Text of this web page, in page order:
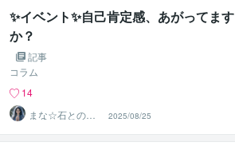
✨イベント✨自己肯定感、あがってます
か？
記事
コラム
14
まな☆石との絆
を整える占い師
＆セラピスト
2025/08/25